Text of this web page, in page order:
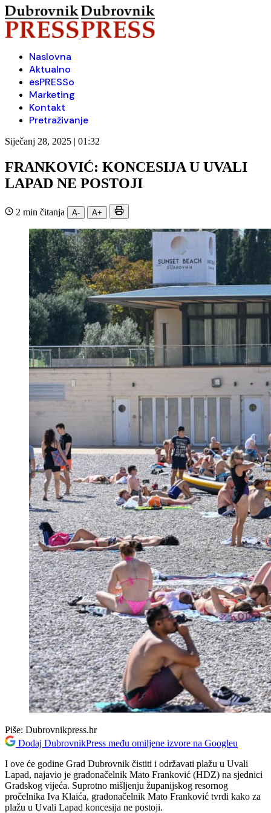
Naslovna
Aktualno
esPRESSo
Marketing
Kontakt
Pretraživanje
Siječanj 28, 2025 | 01:32
FRANKOVIĆ: KONCESIJA U UVALI
LAPAD NE POSTOJI
2 min čitanja A- A+
Piše: Dubrovnikpress.hr
Dodaj DubrovnikPress među omiljene izvore na Googleu
I ove će godine Grad Dubrovnik čistiti i održavati plažu u Uvali
Lapad, najavio je gradonačelnik Mato Franković (HDZ) na sjednici
Gradskog vijeća. Suprotno mišljenju županijskog resornog
pročelnika Iva Klaića, gradonačelnik Mato Franković tvrdi kako za
plažu u Uvali Lapad koncesija ne postoji.